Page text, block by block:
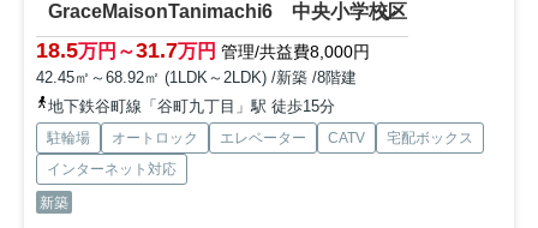
GraceMaisonTanimachi6 中央小学校区
18.5万円～31.7万円 管理/共益費8,000円
42.45㎡～68.92㎡ (1LDK～2LDK) /新築 /8階建
地下鉄谷町線「谷町九丁目」駅 徒歩15分
駐輪場 オートロック エレベーター CATV
宅配ボックス
インターネット対応
新築